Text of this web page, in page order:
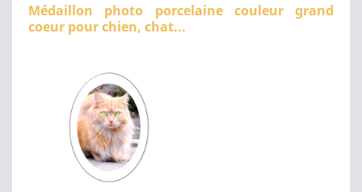
Médaillon photo porcelaine couleur grand
coeur pour chien, chat...